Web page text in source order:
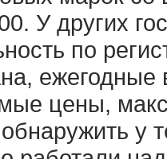
У других
по
ежегодные
цены,
у